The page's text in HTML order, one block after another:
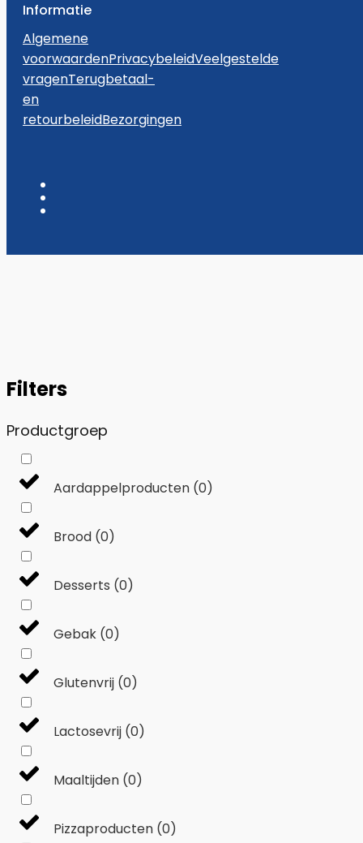
Informatie
Algemene
voorwaardenPrivacybeleidVeelgestelde
vragenTerugbetaal-
en
retourbeleidBezorgingen
Filters
Productgroep
Aardappelproducten (0)
Brood (0)
Desserts (0)
Gebak (0)
Glutenvrij (0)
Lactosevrij (0)
Maaltijden (0)
Pizzaproducten (0)